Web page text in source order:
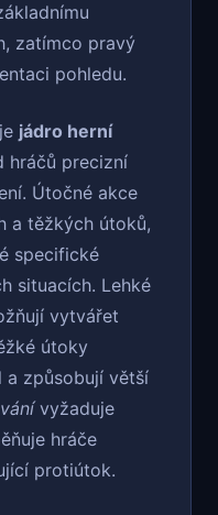
zatímco pravý
pohledu.
jádro herní
hráčů precizní
Útočné akce
a těžkých útoků,
specifické
situacích. Lehké
vytvářet
útoky
a způsobují větší
vyžaduje
hráče
protiútok.